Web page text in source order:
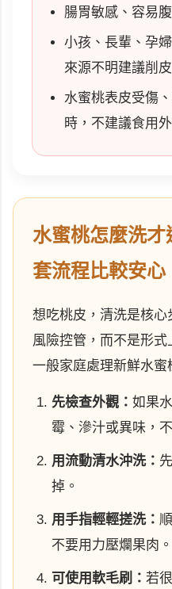
腸胃敏感、容易
小孩、長輩、孕
來源不明建議削皮
水蜜桃表皮受傷
時，不建議食用
水蜜桃怎麼洗
套流程比較安心
想吃桃皮，清洗是核
風險控管，而不是形
一般家庭處理新鮮水蜜
先檢查外觀： 如果
霉、滲汁或異味，
用流動清水沖洗：
掉。
用手指輕輕搓洗：
不要用力壓爛果肉。
可使用軟毛刷： 若